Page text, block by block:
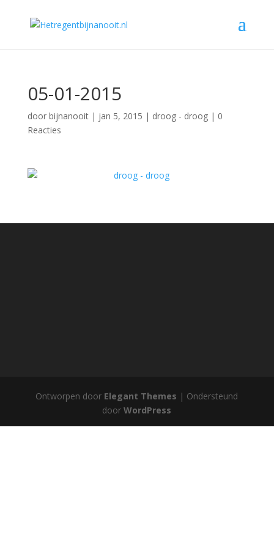
05-01-2015
door bijnanooit| jan 5, 2015 | droog - droog| 0
Reacties
Ontworpen door Elegant Themes | Ondersteund
doorWordPress